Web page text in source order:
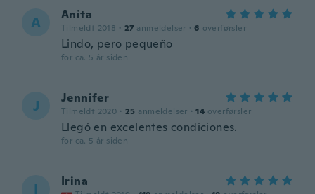
A Anita
Tilmeldt 2018 · 27 anmeldelser · 6 overførsler
Lindo, pero pequeño
for ca. 5 år siden
J Jennifer
Tilmeldt 2020 · 25 anmeldelser · 14 overførsler
Llegó en excelentes condiciones.
for ca. 5 år siden
I Irina